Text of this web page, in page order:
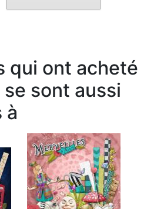
qui ont acheté
sont aussi
à